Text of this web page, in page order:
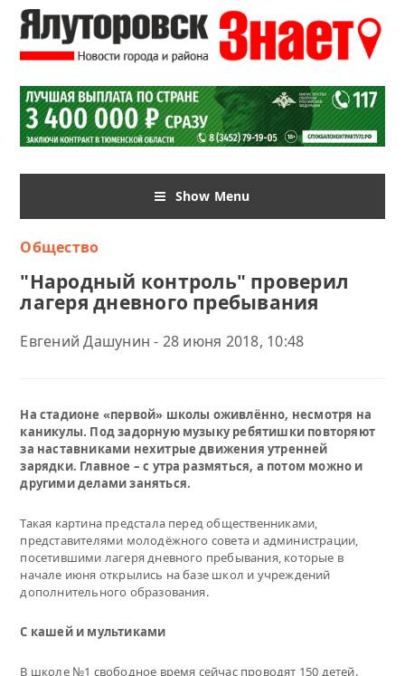
Show Menu
Общество
"Народный контроль" проверил
лагеря дневного пребывания
Евгений Дашунин - 28 июня 2018, 10:48
На стадионе «первой» школы оживлённо, несмотря на
каникулы. Под задорную музыку ребятишки повторяют
за наставниками нехитрые движения утренней
зарядки. Главное – с утра размяться, а потом можно и
другими делами заняться.
Такая картина предстала перед общественниками,
представителями молодёжного совета и администрации,
посетившими лагеря дневного пребывания, которые в
начале июня открылись на базе школ и учреждений
дополнительного образования.
С кашей и мультиками
В школе №1 свободное время сейчас проводят 150 детей.